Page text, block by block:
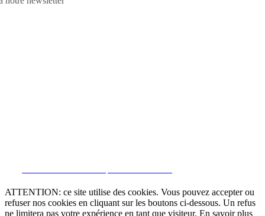
ATTENTION: ce site utilise des cookies. Vous pouvez accepter ou
refuser nos cookies en cliquant sur les boutons ci-dessous. Un refus
ne limitera pas votre expérience en tant que visiteur. En savoir plus